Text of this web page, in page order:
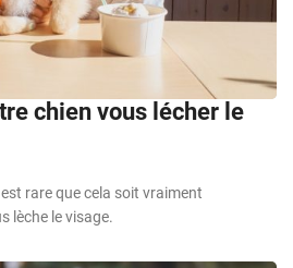
chien vous lécher le
rare que cela soit vraiment
lèche le visage.